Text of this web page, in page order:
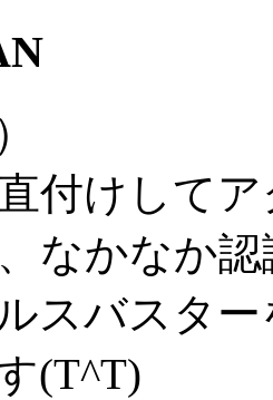
付けして
なかなか
スバスタ
(T^T)